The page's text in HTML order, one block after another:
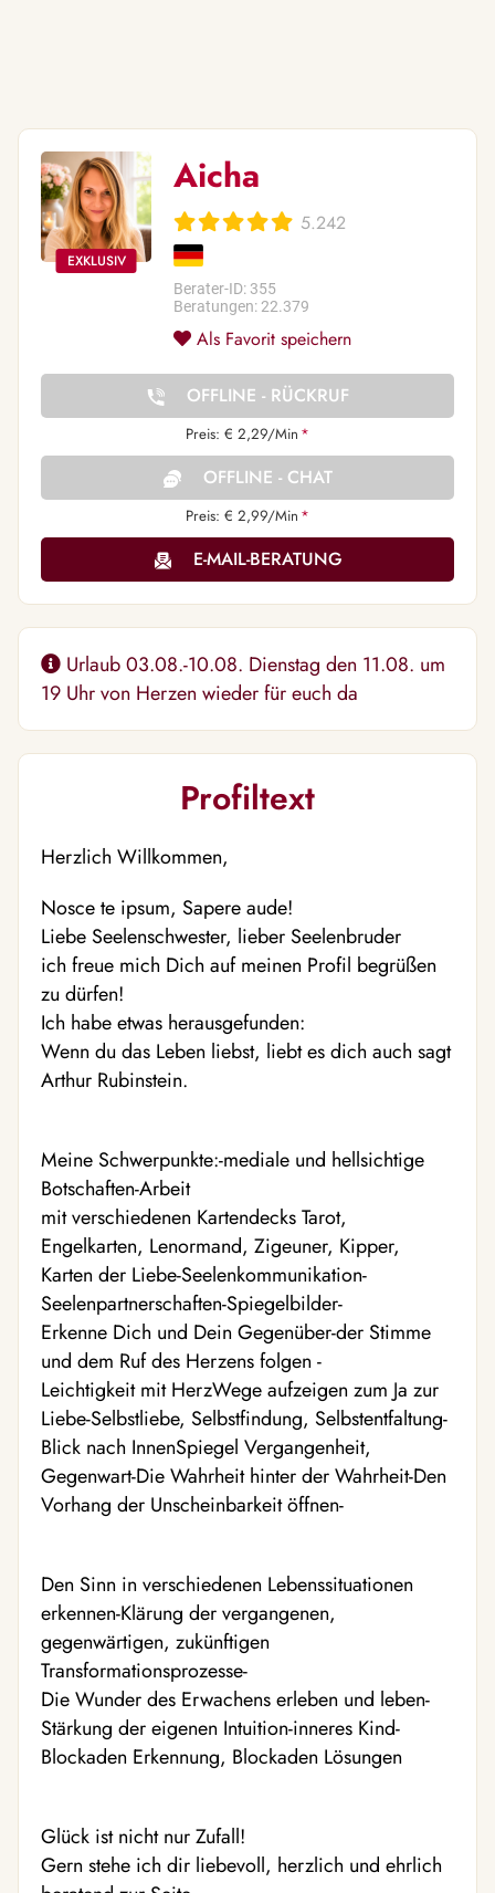
Aicha
5.242
Berater-ID: 355
Beratungen: 22.379
Als Favorit speichern
OFFLINE - RÜCKRUF
Preis: € 2,29/Min *
OFFLINE - CHAT
Preis: € 2,99/Min *
E-MAIL-BERATUNG
Urlaub 03.08.-10.08. Dienstag den 11.08. um
19 Uhr von Herzen wieder für euch da
Profiltext
Herzlich Willkommen,
Nosce te ipsum, Sapere aude!
Liebe Seelenschwester, lieber Seelenbruder
ich freue mich Dich auf meinen Profil begrüßen
zu dürfen!
Ich habe etwas herausgefunden:
Wenn du das Leben liebst, liebt es dich auch sagt
Arthur Rubinstein.
Meine Schwerpunkte:-mediale und hellsichtige
Botschaften-Arbeit
mit verschiedenen Kartendecks Tarot,
Engelkarten, Lenormand, Zigeuner, Kipper,
Karten der Liebe-Seelenkommunikation-
Seelenpartnerschaften-Spiegelbilder-
Erkenne Dich und Dein Gegenüber-der Stimme
und dem Ruf des Herzens folgen -
Leichtigkeit mit HerzWege aufzeigen zum Ja zur
Liebe-Selbstliebe, Selbstfindung, Selbstentfaltung-
Blick nach InnenSpiegel Vergangenheit,
Gegenwart-Die Wahrheit hinter der Wahrheit-Den
Vorhang der Unscheinbarkeit öffnen-
Den Sinn in verschiedenen Lebenssituationen
erkennen-Klärung der vergangenen,
gegenwärtigen, zukünftigen
Transformationsprozesse-
Die Wunder des Erwachens erleben und leben-
Stärkung der eigenen Intuition-inneres Kind-
Blockaden Erkennung, Blockaden Lösungen
Glück ist nicht nur Zufall!
Gern stehe ich dir liebevoll, herzlich und ehrlich